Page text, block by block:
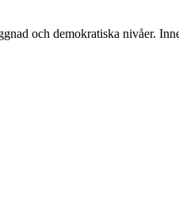
och demokratiska nivåer.